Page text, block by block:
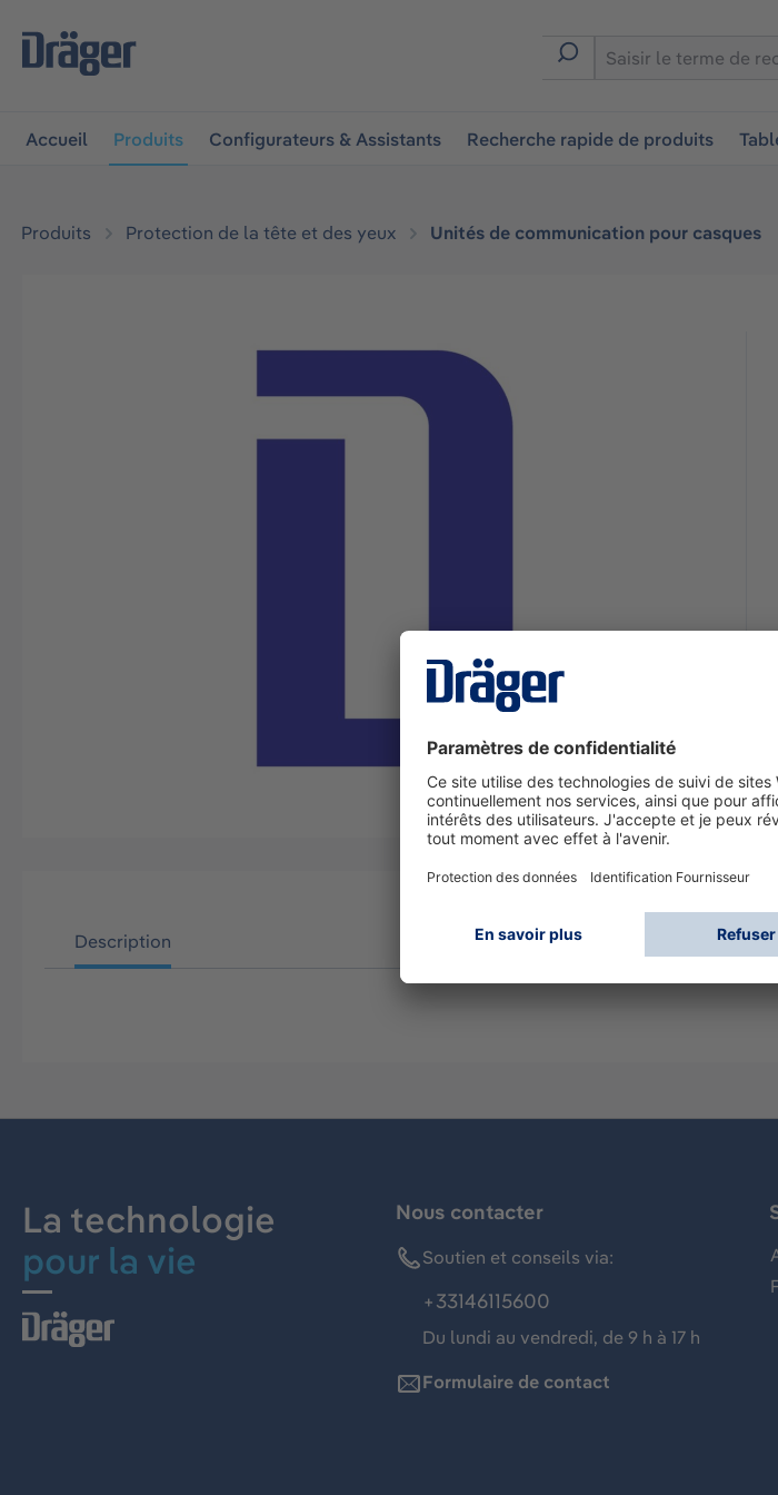
à la navigation principale
Accueil Produits Configurateurs & Assistants Recherche rapide de produits
Produits Protection de la tête et des yeux Unités de communication pour casques
Description
La technologie
pour la vie
Nous contacter
Soutien et conseils via:
+33146115600
Du lundi au vendredi, de 9 h à 17 h
Formulaire de contact